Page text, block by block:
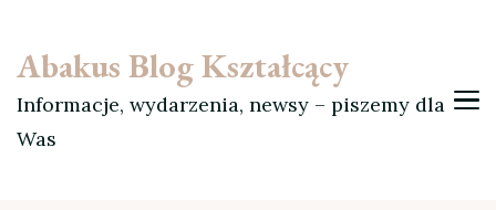
Abakus Blog Kształcący
Informacje, wydarzenia, newsy – piszemy dla
Was